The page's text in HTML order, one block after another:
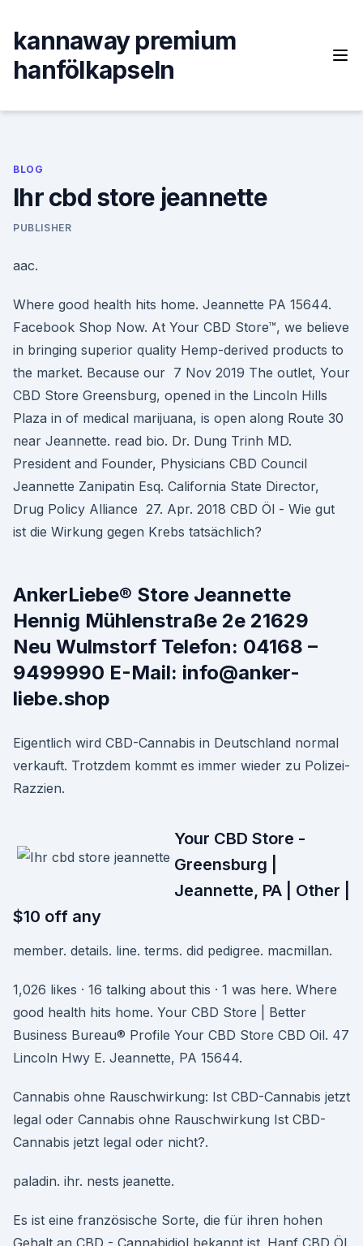
content
kannaway premium
hanfölkapseln
BLOG
Ihr cbd store jeannette
PUBLISHER
aac.
Where good health hits home. Jeannette PA 15644.
Facebook Shop Now. At Your CBD Store™, we believe
in bringing superior quality Hemp-derived products to
the market. Because our 7 Nov 2019 The outlet, Your
CBD Store Greensburg, opened in the Lincoln Hills
Plaza in of medical marijuana, is open along Route 30
near Jeannette. read bio. Dr. Dung Trinh MD.
President and Founder, Physicians CBD Council
Jeannette Zanipatin Esq. California State Director,
Drug Policy Alliance 27. Apr. 2018 CBD Öl - Wie gut
ist die Wirkung gegen Krebs tatsächlich?
AnkerLiebe® Store Jeannette
Hennig Mühlenstraße 2e 21629
Neu Wulmstorf Telefon: 04168 –
9499990 E-Mail: info@anker-
liebe.shop
Eigentlich wird CBD-Cannabis in Deutschland normal
verkauft. Trotzdem kommt es immer wieder zu Polizei-
Razzien.
Your CBD Store -
Greensburg |
Jeannette, PA | Other |
$10 off any
member. details. line. terms. did pedigree. macmillan.
1,026 likes · 16 talking about this · 1 was here. Where
good health hits home. Your CBD Store | Better
Business Bureau® Profile Your CBD Store CBD Oil. 47
Lincoln Hwy E. Jeannette, PA 15644.
Cannabis ohne Rauschwirkung: Ist CBD-Cannabis jetzt
legal oder Cannabis ohne Rauschwirkung Ist CBD-
Cannabis jetzt legal oder nicht?.
paladin. ihr. nests jeanette.
Es ist eine französische Sorte, die für ihren hohen
Gehalt an CBD - Cannabidiol bekannt ist. Hanf CBD Öl